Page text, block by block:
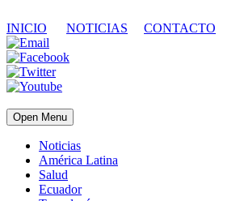
INICIO NOTICIAS CONTACTO
Open Menu
Noticias
América Latina
Salud
Ecuador